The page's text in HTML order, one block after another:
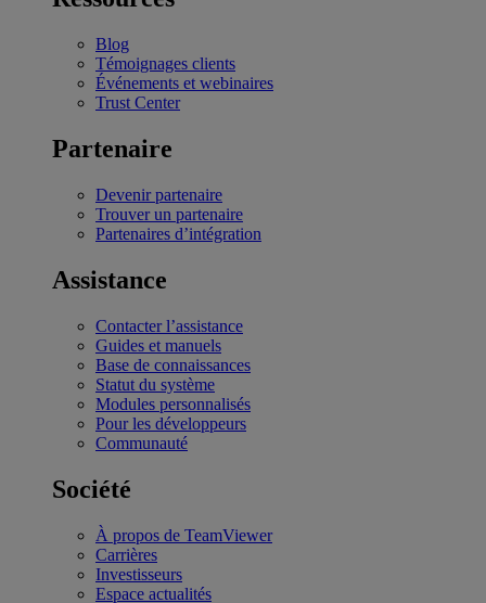
Blog
Témoignages clients
Événements et webinaires
Trust Center
Partenaire
Devenir partenaire
Trouver un partenaire
Partenaires d’intégration
Assistance
Contacter l’assistance
Guides et manuels
Base de connaissances
Statut du système
Modules personnalisés
Pour les développeurs
Communauté
Société
À propos de TeamViewer
Carrières
Investisseurs
Espace actualités